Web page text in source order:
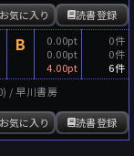
絞り込みリセット
読書登録
気に入り
B
0.00pt
0.00pt
4.00pt
0件
0件
6件
/ 早川書房
読書登録
気に入り